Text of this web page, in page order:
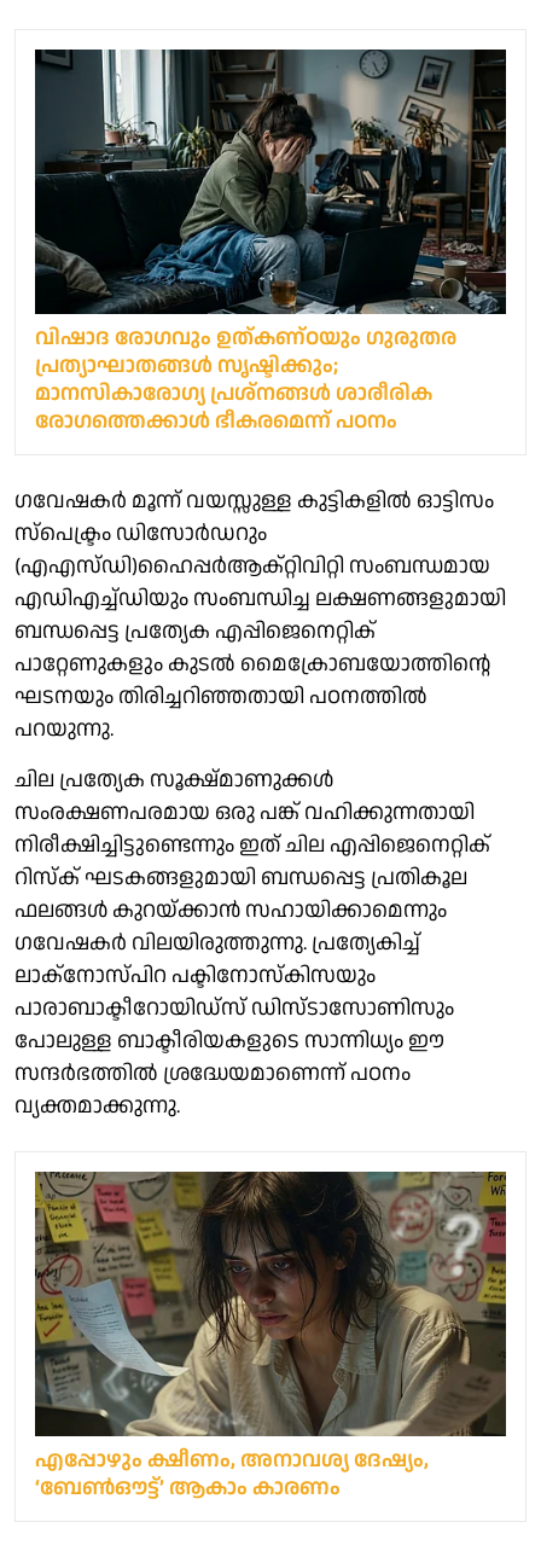
വിഷാദ രോഗവും ഉത്കണ്ഠയും ഗുരുതര
പ്രത്യാഘാതങ്ങള്‍ സൃഷ്ടിക്കും;
മാനസികാരോഗ്യ പ്രശ്നങ്ങൾ ശാരീരിക
രോഗത്തെക്കാൾ ഭീകരമെന്ന് പഠനം
ഗവേഷകർ മൂന്ന് വയസ്സുള്ള കുട്ടികളിൽ ഓട്ടിസം
സ്പെക്ട്രം ഡിസോർഡറും
(എഎസ്‌ഡി)ഹൈപ്പർആക്റ്റിവിറ്റി സംബന്ധമായ
എഡിഎച്ച്ഡിയും സംബന്ധിച്ച ലക്ഷണങ്ങളുമായി
ബന്ധപ്പെട്ട പ്രത്യേക എപ്പിജെനെറ്റിക്
പാറ്റേണുകളും കുടൽ മൈക്രോബയോത്തിന്റെ
ഘടനയും തിരിച്ചറിഞ്ഞതായി പഠനത്തിൽ
പറയുന്നു.
ചില പ്രത്യേക സൂക്ഷ്മാണുക്കൾ
സംരക്ഷണപരമായ ഒരു പങ്ക് വഹിക്കുന്നതായി
നിരീക്ഷിച്ചിട്ടുണ്ടെന്നും ഇത് ചില എപ്പിജെനെറ്റിക്
റിസ്ക് ഘടകങ്ങളുമായി ബന്ധപ്പെട്ട പ്രതികൂല
ഫലങ്ങൾ കുറയ്ക്കാൻ സഹായിക്കാമെന്നും
ഗവേഷകർ വിലയിരുത്തുന്നു. പ്രത്യേകിച്ച്
ലാക്നോസ്പിറ പക്ടിനോസ്കിസയും
പാരാബാക്ടീറോയിഡ്സ് ഡിസ്ടാസോണിസും
പോലുള്ള ബാക്ടീരിയകളുടെ സാന്നിധ്യം ഈ
സന്ദർഭത്തിൽ ശ്രദ്ധേയമാണെന്ന് പഠനം
വ്യക്തമാക്കുന്നു.
എപ്പോഴും ക്ഷീണം, അനാവശ്യ ദേഷ്യം,
‘ബേൺഔട്ട്’ ആകാം കാരണം